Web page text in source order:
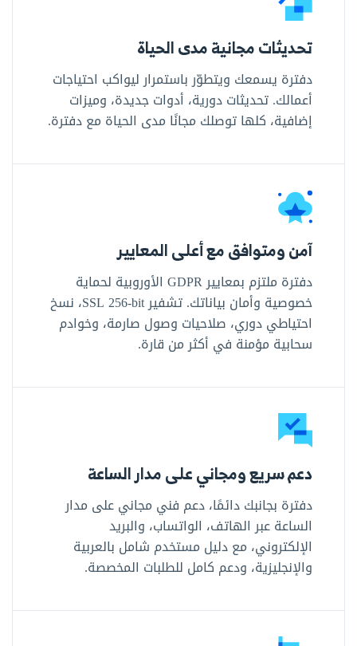
تحديثات مجانية مدى الحياة
دفترة يسمعك ويتطوّر باستمرار ليواكب احتياجات
أعمالك. تحديثات دورية، أدوات جديدة، وميزات
إضافية، كلها توصلك مجانًا مدى الحياة مع دفترة.
آمن ومتوافق مع أعلى المعايير
دفترة ملتزم بمعايير GDPR الأوروبية لحماية
خصوصية وأمان بياناتك. تشفير SSL ‎256-bit‎، نسخ
احتياطي دوري، صلاحيات وصول صارمة، وخوادم
سحابية مؤمنة في أكثر من قارة.
دعم سريع ومجاني على مدار الساعة
دفترة بجانبك دائمًا، دعم فني مجاني على مدار
الساعة عبر الهاتف، الواتساب، والبريد
الإلكتروني، مع دليل مستخدم شامل بالعربية
والإنجليزية، ودعم كامل للطلبات المخصصة.